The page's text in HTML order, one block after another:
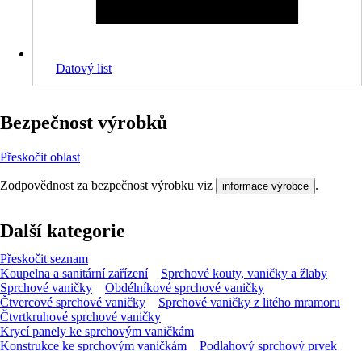
Datový list
Bezpečnost výrobků
Přeskočit oblast
Zodpovědnost za bezpečnost výrobku viz informace výrobce .
Další kategorie
Přeskočit seznam
Koupelna a sanitární zařízení
Sprchové kouty, vaničky a žlaby
Sprchové vaničky
Obdélníkové sprchové vaničky
Čtvercové sprchové vaničky
Sprchové vaničky z litého mramoru
Čtvrtkruhové sprchové vaničky
Krycí panely ke sprchovým vaničkám
Konstrukce ke sprchovým vaničkám
Podlahový sprchový prvek